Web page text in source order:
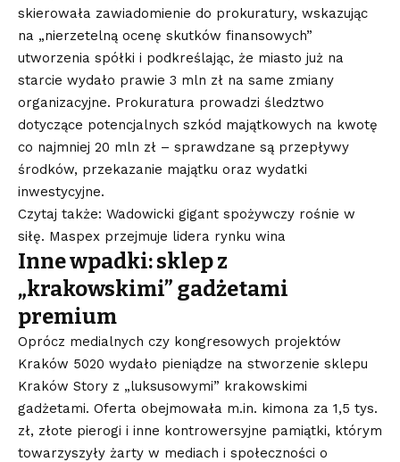
skierowała zawiadomienie do prokuratury, wskazując
na „nierzetelną ocenę skutków finansowych”
utworzenia spółki i podkreślając, że miasto już na
starcie wydało prawie 3 mln zł na same zmiany
organizacyjne. Prokuratura prowadzi śledztwo
dotyczące potencjalnych szkód majątkowych na kwotę
co najmniej 20 mln zł – sprawdzane są przepływy
środków, przekazanie majątku oraz wydatki
inwestycyjne.
Czytaj także: Wadowicki gigant spożywczy rośnie w
siłę. Maspex przejmuje lidera rynku wina
Inne wpadki: sklep z
„krakowskimi” gadżetami
premium
Oprócz medialnych czy kongresowych projektów
Kraków 5020 wydało pieniądze na stworzenie sklepu
Kraków Story z „luksusowymi” krakowskimi
gadżetami. Oferta obejmowała m.in. kimona za 1,5 tys.
zł, złote pierogi i inne kontrowersyjne pamiątki, którym
towarzyszyły żarty w mediach i społeczności o